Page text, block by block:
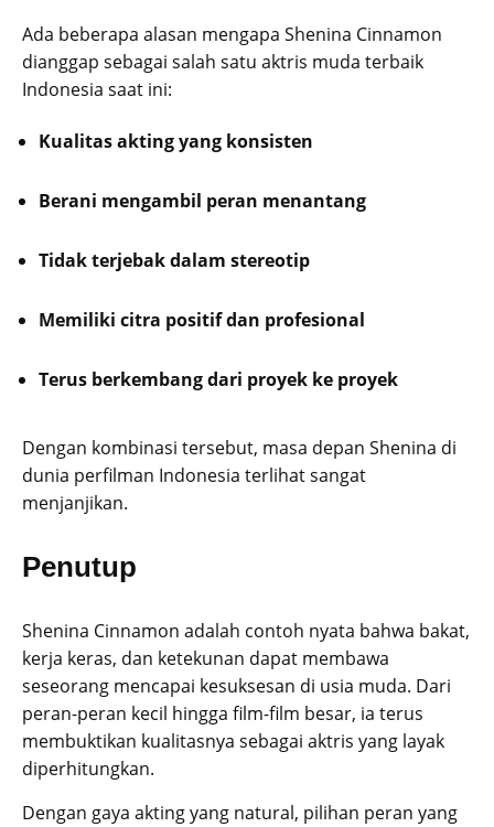
Ada beberapa alasan mengapa Shenina Cinnamon
dianggap sebagai salah satu aktris muda terbaik
Indonesia saat ini:
Kualitas akting yang konsisten
Berani mengambil peran menantang
Tidak terjebak dalam stereotip
Memiliki citra positif dan profesional
Terus berkembang dari proyek ke proyek
Dengan kombinasi tersebut, masa depan Shenina di
dunia perfilman Indonesia terlihat sangat
menjanjikan.
Penutup
Shenina Cinnamon adalah contoh nyata bahwa bakat,
kerja keras, dan ketekunan dapat membawa
seseorang mencapai kesuksesan di usia muda. Dari
peran-peran kecil hingga film-film besar, ia terus
membuktikan kualitasnya sebagai aktris yang layak
diperhitungkan.
Dengan gaya akting yang natural, pilihan peran yang